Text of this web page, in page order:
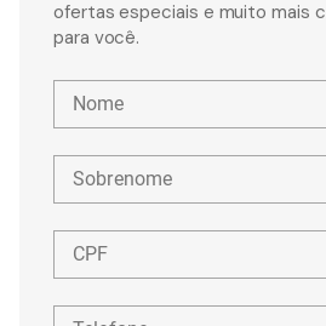
ofertas especiais e muito mais
para você.
Nome
Sobrenome
CPF